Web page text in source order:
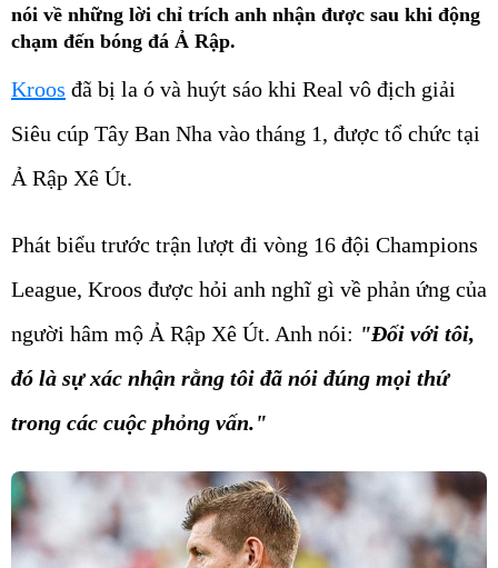
nói về những lời chỉ trích anh nhận được sau khi động
chạm đến bóng đá Ả Rập.
Kroos đã bị la ó và huýt sáo khi Real vô địch giải
Siêu cúp Tây Ban Nha vào tháng 1, được tổ chức tại
Ả Rập Xê Út.
Phát biểu trước trận lượt đi vòng 16 đội Champions
League, Kroos được hỏi anh nghĩ gì về phản ứng của
người hâm mộ Ả Rập Xê Út. Anh nói: "Đối với tôi,
đó là sự xác nhận rằng tôi đã nói đúng mọi thứ
trong các cuộc phỏng vấn."